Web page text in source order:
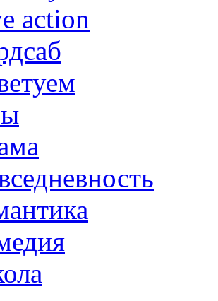
action